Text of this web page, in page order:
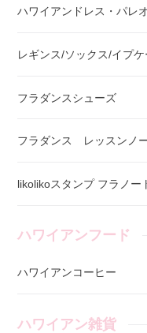
ハワイアンドレス・パレ
レギンス/ソックス/イプケ
フラダンスシューズ
フラダンス レッスンノ
likolikoスタンプ フラノー
ハワイアンフード
ハワイアンコーヒー
ハワイアン雑貨